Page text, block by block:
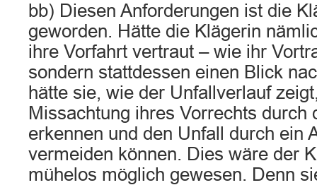
bb) Diesen Anforderungen ist die
geworden. Hätte die Klägerin
ihre Vorfahrt vertraut – wie ihr
sondern stattdessen einen Blick
hätte sie, wie der Unfallverlauf
Missachtung ihres Vorrechts durch
erkennen und den Unfall durch ein
vermeiden können. Dies wäre der
mühelos möglich gewesen. Denn